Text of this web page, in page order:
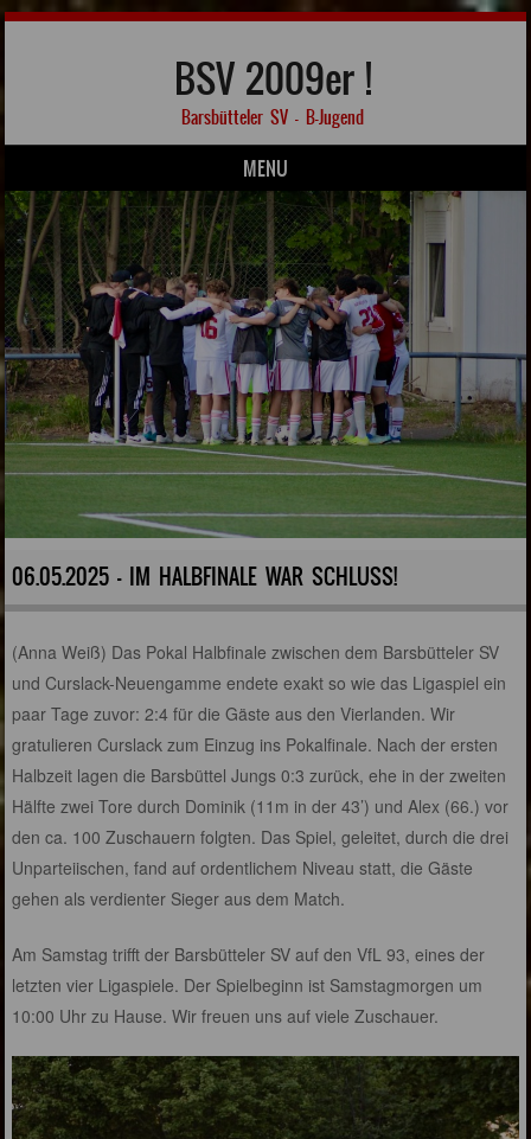
BSV 2009er !
Barsbütteler SV – B-Jugend
MENU
Skip to content
06.05.2025 - IM HALBFINALE WAR SCHLUSS!
(Anna Weiß) Das Pokal Halbfinale zwischen dem Barsbütteler SV
und Curslack-Neuengamme endete exakt so wie das Ligaspiel ein
paar Tage zuvor: 2:4 für die Gäste aus den Vierlanden. Wir
gratulieren Curslack zum Einzug ins Pokalfinale. Nach der ersten
Halbzeit lagen die Barsbüttel Jungs 0:3 zurück, ehe in der zweiten
Hälfte zwei Tore durch Dominik (11m in der 43’) und Alex (66.) vor
den ca. 100 Zuschauern folgten. Das Spiel, geleitet, durch die drei
Unparteiischen, fand auf ordentlichem Niveau statt, die Gäste
gehen als verdienter Sieger aus dem Match.
Am Samstag trifft der Barsbütteler SV auf den VfL 93, eines der
letzten vier Ligaspiele. Der Spielbeginn ist Samstagmorgen um
10:00 Uhr zu Hause. Wir freuen uns auf viele Zuschauer.